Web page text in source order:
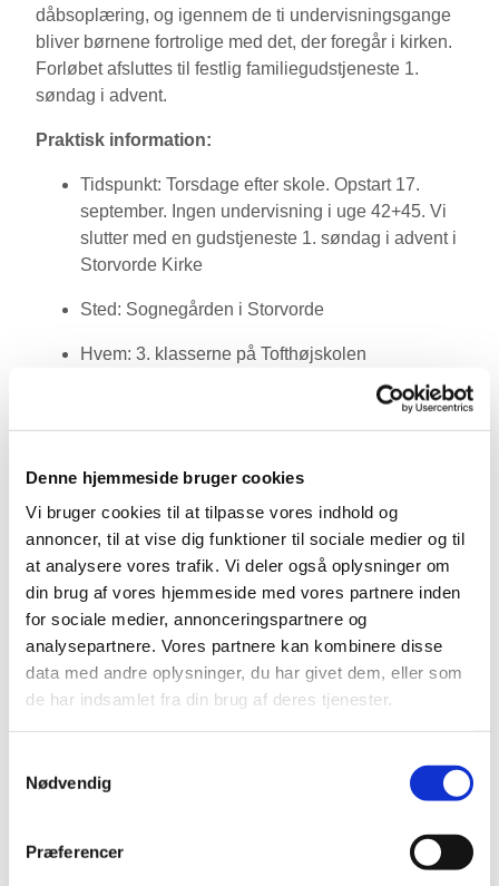
Denne hjemmeside bruger cookies
Vi bruger cookies til at tilpasse vores indhold og
annoncer, til at vise dig funktioner til sociale medier og til
at analysere vores trafik. Vi deler også oplysninger om
din brug af vores hjemmeside med vores partnere inden
for sociale medier, annonceringspartnere og
analysepartnere. Vores partnere kan kombinere disse
data med andre oplysninger, du har givet dem, eller som
de har indsamlet fra din brug af deres tjenester.
Nødvendig
Præferencer
dåbsoplæring, og igennem de ti undervisningsgange
bliver børnene fortrolige med det, der foregår i kirken.
Forløbet afsluttes til festlig familiegudstjeneste 1.
søndag i advent.
Praktisk information:
Tidspunkt: Torsdage efter skole. Opstart 17.
september. Ingen undervisning i uge 42+45. Vi
slutter med en gudstjeneste 1. søndag i advent i
Storvorde Kirke
Sted: Sognegården i Storvorde
Hvem: 3. klasserne på Tofthøjskolen
Har du spørgsmål, er du meget velkommen til at